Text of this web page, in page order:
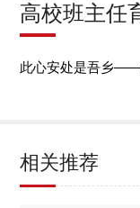
高校班主任
此心安处是吾乡
相关推荐